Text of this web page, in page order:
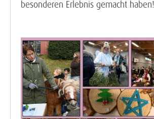
besonderen Erlebnis gemacht haben!